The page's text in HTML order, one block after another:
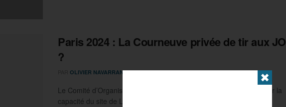
Paris 2024 : La Courneuve privée de tir aux JO
?
OLIVIER NAVARRANNE 25 JANVIER 2022 0
Le Comité d’Organisation des Jeux Olympiques émet des doutes sur la
capacité du site de La Courneuve (Seine-Saint-Denis) à accueillir ...
✖